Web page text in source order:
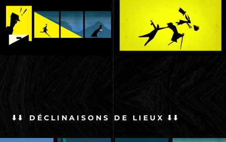
⬇⬇ D ÉC L I N A I S O N S D E L I E U X ⬇⬇